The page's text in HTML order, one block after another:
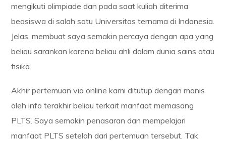
mengikuti olimpiade dan pada saat kuliah diterima
beasiswa di salah satu Universitas ternama di Indonesia.
Jelas, membuat saya semakin percaya dengan apa yang
beliau sarankan karena beliau ahli dalam dunia sains atau
fisika.
Akhir pertemuan via online kami ditutup dengan manis
oleh info terakhir beliau terkait manfaat memasang
PLTS. Saya semakin penasaran dan mempelajari
manfaat PLTS setelah dari pertemuan tersebut. Tak